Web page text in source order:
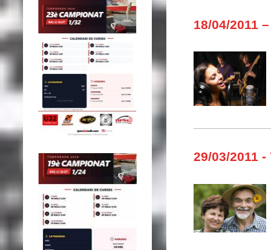
18/04/2011
29/03/2011